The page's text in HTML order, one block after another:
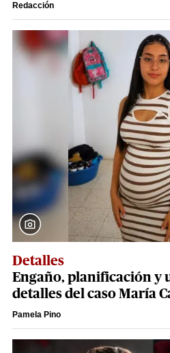
Redacción
Detalles
Engaño, planificación y
detalles del caso María
Pamela Pino